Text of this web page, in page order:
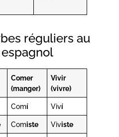
réguliers au
Comer
(manger)
Vivir
(vivre)
Comí Viví
Comiste Viviste